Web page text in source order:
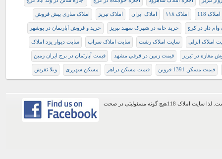
املاک 118 املاک ۱۱۸ املاک ایران املاک تبریز املاک ساری پیش فروش
وام دار در كرج خرید خانه در شهرک سهند تبریز خرید و فروش آپارتمان در بوشهر
املاک انزلی سایت املاک رشت سایت املاک سراب سایت دیوار یزد املاک
مغازه در تبریز قيمت زمين در قرقي مشهد قیمت آپارتمان در برج ایران زمین
قیمت مسکن 1391 قزوین قیمت مسکن دراهر مسکن شهرری ویلا تفرش
اطلاعات موجود در این وب سایت از طریق کاربران عمومی سایت ثبت شده است. لذا سایت املاک 118هیچ گونه مسئولیتی در صحت